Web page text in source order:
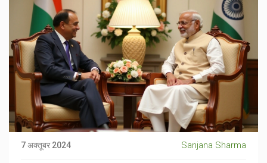
7 अक्तूबर 2024 Sanjana Sharma